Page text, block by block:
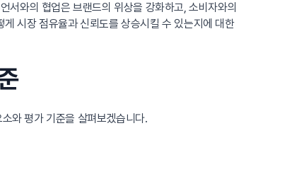
서와의 협업은 브랜드의 위상을 강화하고, 소비자와의
시장 점유율과 신뢰도를 상승시킬 수 있는지에 대한
와 평가 기준을 살펴보겠습니다.